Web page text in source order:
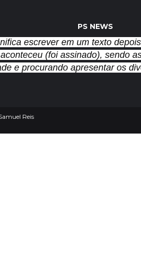
PS NEWS
escrever em um texto
(foi assinado), sendo
e procurando apresentar os
Reis